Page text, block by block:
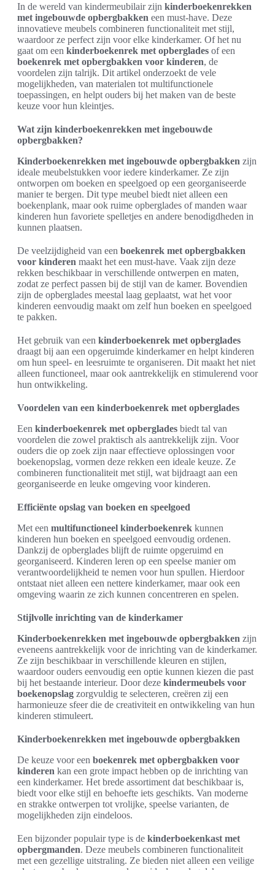
In de wereld van kindermeubilair zijn kinderboekenrekken
met ingebouwde opbergbakken een must-have. Deze
innovatieve meubels combineren functionaliteit met stijl,
waardoor ze perfect zijn voor elke kinderkamer. Of het nu
gaat om een kinderboekenrek met opberglades of een
boekenrek met opbergbakken voor kinderen, de
voordelen zijn talrijk. Dit artikel onderzoekt de vele
mogelijkheden, van materialen tot multifunctionele
toepassingen, en helpt ouders bij het maken van de beste
keuze voor hun kleintjes.
Wat zijn kinderboekenrekken met ingebouwde
opbergbakken?
Kinderboekenrekken met ingebouwde opbergbakken zijn
ideale meubelstukken voor iedere kinderkamer. Ze zijn
ontworpen om boeken en speelgoed op een georganiseerde
manier te bergen. Dit type meubel biedt niet alleen een
boekenplank, maar ook ruime opberglades of manden waar
kinderen hun favoriete spelletjes en andere benodigdheden in
kunnen plaatsen.
De veelzijdigheid van een boekenrek met opbergbakken
voor kinderen maakt het een must-have. Vaak zijn deze
rekken beschikbaar in verschillende ontwerpen en maten,
zodat ze perfect passen bij de stijl van de kamer. Bovendien
zijn de opberglades meestal laag geplaatst, wat het voor
kinderen eenvoudig maakt om zelf hun boeken en speelgoed
te pakken.
Het gebruik van een kinderboekenrek met opberglades
draagt bij aan een opgeruimde kinderkamer en helpt kinderen
om hun speel- en leesruimte te organiseren. Dit maakt het niet
alleen functioneel, maar ook aantrekkelijk en stimulerend voor
hun ontwikkeling.
Voordelen van een kinderboekenrek met opberglades
Een kinderboekenrek met opberglades biedt tal van
voordelen die zowel praktisch als aantrekkelijk zijn. Voor
ouders die op zoek zijn naar effectieve oplossingen voor
boekenopslag, vormen deze rekken een ideale keuze. Ze
combineren functionaliteit met stijl, wat bijdraagt aan een
georganiseerde en leuke omgeving voor kinderen.
Efficiënte opslag van boeken en speelgoed
Met een multifunctioneel kinderboekenrek kunnen
kinderen hun boeken en speelgoed eenvoudig ordenen.
Dankzij de opberglades blijft de ruimte opgeruimd en
georganiseerd. Kinderen leren op een speelse manier om
verantwoordelijkheid te nemen voor hun spullen. Hierdoor
ontstaat niet alleen een nettere kinderkamer, maar ook een
omgeving waarin ze zich kunnen concentreren en spelen.
Stijlvolle inrichting van de kinderkamer
Kinderboekenrekken met ingebouwde opbergbakken zijn
eveneens aantrekkelijk voor de inrichting van de kinderkamer.
Ze zijn beschikbaar in verschillende kleuren en stijlen,
waardoor ouders eenvoudig een optie kunnen kiezen die past
bij het bestaande interieur. Door deze kindermeubels voor
boekenopslag zorgvuldig te selecteren, creëren zij een
harmonieuze sfeer die de creativiteit en ontwikkeling van hun
kinderen stimuleert.
Kinderboekenrekken met ingebouwde opbergbakken
De keuze voor een boekenrek met opbergbakken voor
kinderen kan een grote impact hebben op de inrichting van
een kinderkamer. Het brede assortiment dat beschikbaar is,
biedt voor elke stijl en behoefte iets geschikts. Van moderne
en strakke ontwerpen tot vrolijke, speelse varianten, de
mogelijkheden zijn eindeloos.
Een bijzonder populair type is de kinderboekenkast met
opbergmanden. Deze meubels combineren functionaliteit
met een gezellige uitstraling. Ze bieden niet alleen een veilige